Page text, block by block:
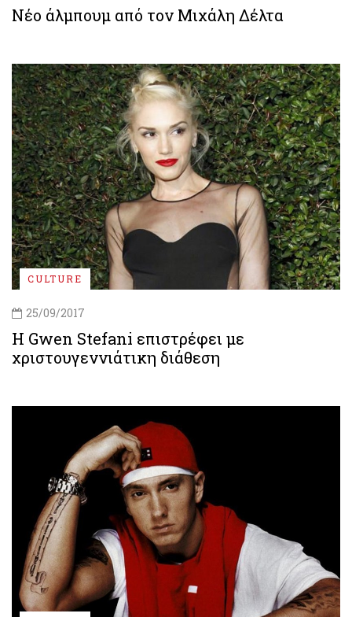
Νέο άλμπουμ από τον Μιχάλη Δέλτα
CULTURE
25/09/2017
H Gwen Stefani επιστρέφει με
χριστουγεννιάτικη διάθεση